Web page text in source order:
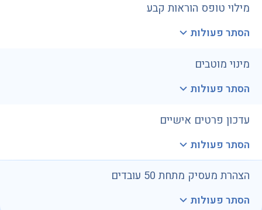
מילוי טופס הוראות קבע
הסתר פעולות
מינוי מוטבים
הסתר פעולות
עדכון פרטים אישיים
הסתר פעולות
הצהרת מעסיק מתחת 50 עובדים
הסתר פעולות